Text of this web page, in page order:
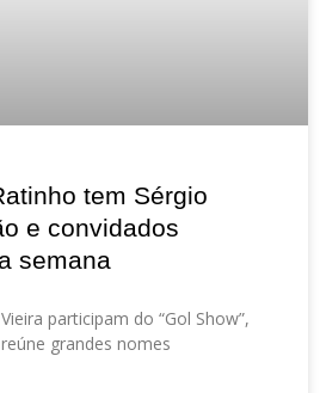
tem Sérgio
e convidados
semana
participam do “Gol Show”,
grandes nomes